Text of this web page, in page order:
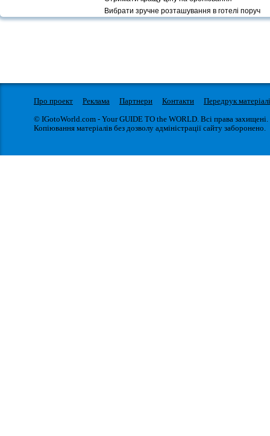
Вибрати зручне розташування в готелі поруч
Про проект Реклама Партнери Контакти
Передрук
© IGotoWorld.com - Your GUIDE TO the WORLD. Всі права захищені.
Копіювання матеріалів без дозволу адміністрації сайту заборонено.